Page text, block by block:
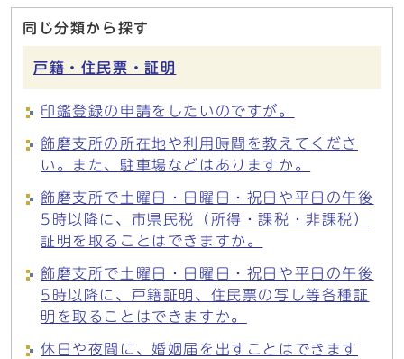
同じ分類から探す
戸籍・住民票・証明
印鑑登録の申請をしたいのですが。
飾磨支所の所在地や利用時間を教えてくださ
い。また、駐車場などはありますか。
飾磨支所で土曜日・日曜日・祝日や平日の午後
5時以降に、市県民税（所得・課税・非課税）
証明を取ることはできますか。
飾磨支所で土曜日・日曜日・祝日や平日の午後
5時以降に、戸籍証明、住民票の写し等各種証
明を取ることはできますか。
休日や夜間に、婚姻届を出すことはできます